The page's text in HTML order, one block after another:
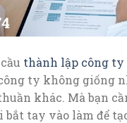
thành lập công ty
ty không giống
khác. Mà bạn
tay vào làm để